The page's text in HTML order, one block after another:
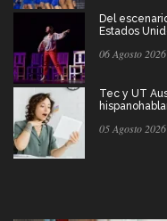
Del
Estados
06 Agosto 2026
Tec y UT
05 Agosto 2026